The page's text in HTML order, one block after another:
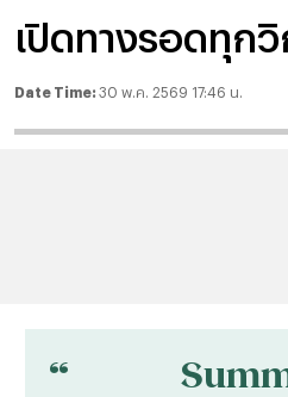
เปิดทางรอดทุก
Date Time: 30 พ.ค. 2569 17:46 น.
“